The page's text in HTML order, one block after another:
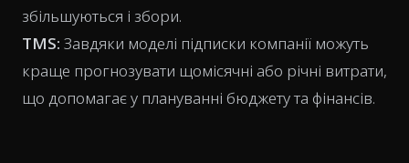
збільшуються і збори.
TMS: Завдяки моделі підписки компанії можуть
краще прогнозувати щомісячні або річні витрати,
що допомагає у плануванні бюджету та фінансів.